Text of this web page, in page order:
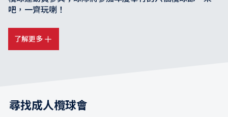
吧，一齊玩喇！
了解更多
尋找成人欖球會